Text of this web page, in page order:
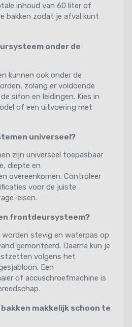
inhoud van 60 liter of
bakken zodat je afval kunt
onder de
kunnen ook onder de
zolang er voldoende
sifon en leidingen. Kies in
of een uitvoering met
universeel?
zijn universeel toepasbaar
diepte en
overeenkomen. Controleer
voor de juiste
eisen.
frontdeursysteem?
stevig en waterpas op
gemonteerd. Daarna kun je
volgens het
Een
of accuschroefmachine is
makkelijk schoon te